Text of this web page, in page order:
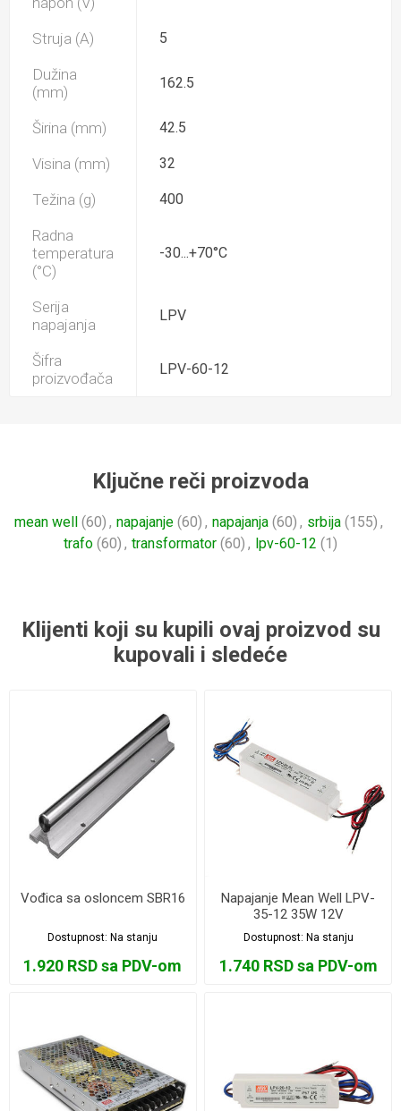
Struja (A) 5
Dužina
(mm)
162.5
Širina (mm) 42.5
Visina (mm) 32
Težina (g) 400
Radna
temperatura
(°C)
-30...+70°C
Serija
napajanja
LPV
Šifra
proizvođača
LPV-60-12
Ključne reči proizvoda
mean well (60) , napajanje (60) , napajanja (60) , srbija (155) ,
trafo (60) , transformator (60) , lpv-60-12 (1)
Klijenti koji su kupili ovaj proizvod su
kupovali i sledeće
Vođica sa osloncem SBR16
Dostupnost:Na stanju
1.920 RSD sa PDV-om
Napajanje Mean Well LPV-
35-12 35W 12V
Dostupnost: Na stanju
1.740 RSD sa PDV-om